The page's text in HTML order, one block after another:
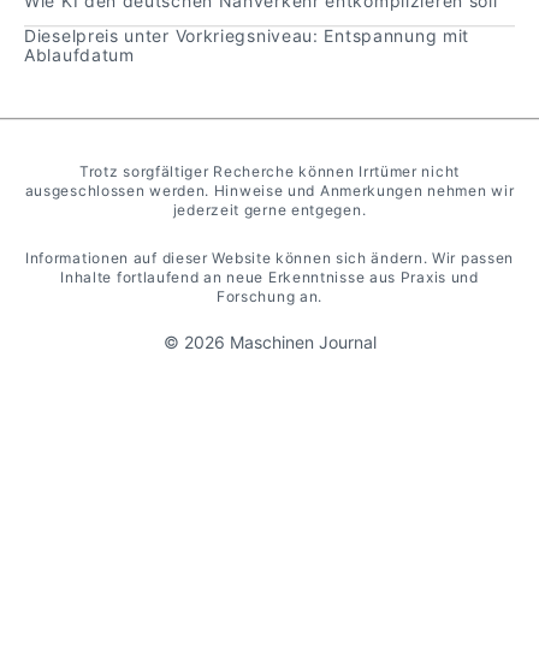
Dieselpreis unter Vorkriegsniveau: Entspannung mit
Ablaufdatum
Trotz sorgfältiger Recherche können Irrtümer nicht
ausgeschlossen werden. Hinweise und Anmerkungen nehmen wir
jederzeit gerne entgegen.
Informationen auf dieser Website können sich ändern. Wir passen
Inhalte fortlaufend an neue Erkenntnisse aus Praxis und
Forschung an.
© 2026 Maschinen Journal